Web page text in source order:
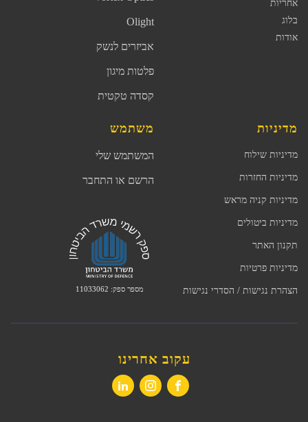
אחריות
בלוג
אודות
Olight
אביזרים לנשק
פלטות מיגון
קסדה טקטית
מדיניות
מדיניות שילוח
מדיניות החזרות
מדיניות קניה מראש
מדיניות ביטולים
תקנון האתר
מדיניות פרטיות
הצהרת נגישות / הסדרי נגישות
משתמש
המשתמש שלי
הרשם או התחבר
מספר ספק: 11033062
עקוב אחרינו